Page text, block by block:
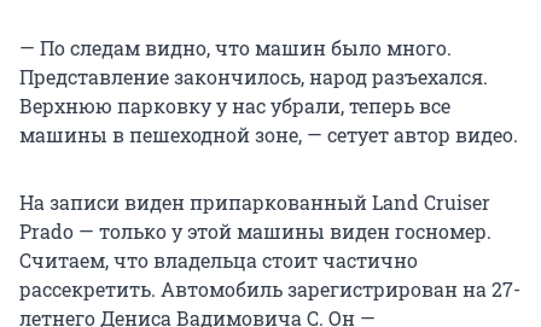
— По следам видно, что машин было много.
Представление закончилось, народ разъехался.
Верхнюю парковку у нас убрали, теперь все
машины в пешеходной зоне, — сетует автор видео.
На записи виден припаркованный Land Cruiser
Prado — только у этой машины виден госномер.
Считаем, что владельца стоит частично
рассекретить. Автомобиль зарегистрирован на 27-
летнего Дениса Вадимовича С. Он —